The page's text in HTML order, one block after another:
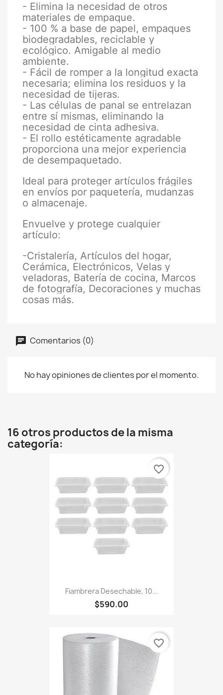
- Elimina la necesidad de otros
materiales de empaque.
- 100 % a base de papel, empaques
biodegradables, reciclable y
ecológico. Amigable al medio
ambiente.
- Fácil de romper a la longitud exacta
necesaria; elimina los residuos y la
necesidad de tijeras.
- Las células de panal se entrelazan
entre sí mismas, eliminando la
necesidad de cinta adhesiva.
- El rollo estéticamente agradable
proporciona una mejor experiencia
de desempaquetado.
Ideal para proteger artículos frágiles
en envíos por paquetería, mudanzas
o almacenaje.
Envuelve y protege cualquier
artículo:
-Cristalería, Artículos del hogar,
Cerámica, Electrónicos, Velas y
veladoras, Batería de cocina, Marcos
de fotografía, Decoraciones y muchas
cosas más.
Comentarios (0)
No hay opiniones de clientes por el momento.
16 otros productos de la misma
categoría:
Fiambrera Desechable, 10...
$590.00
favorite_border
favorite_border